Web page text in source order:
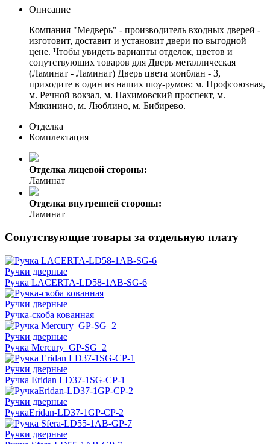
Описание
Компания "Медверь" - производитель входных дверей -
изготовит, доставит и установит двери по выгодной
цене. Чтобы увидеть варианты отделок, цветов и
сопутствующих товаров для Дверь металлическая
(Ламинат - Ламинат) Дверь цвета монблан - 3,
приходите в один из наших шоу-румов: м. Профсоюзная,
м. Речной вокзал, м. Нахимовский проспект, м.
Мякинино, м. Люблино, м. Бибирево.
Отделка
Комплектация
Отделка лицевой стороны:
Ламинат
Отделка внутренней стороны:
Ламинат
Сопутствующие товары за отдельную плату
Ручки дверные
Ручка LACERTA-LD58-1AB-SG-6
Ручки дверные
Ручка-скоба кованная
Ручки дверные
Ручка Mercury_GP-SG_2
Ручки дверные
Ручка Eridan LD37-1SG-CP-1
Ручки дверные
РучкаEridan-LD37-1GP-CP-2
Ручки дверные